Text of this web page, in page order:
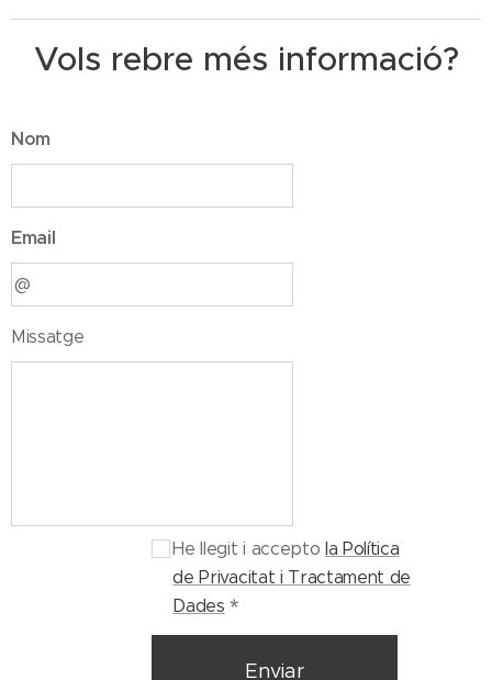
Vols rebre més informació?
Nom
Email
Missatge
He llegit i accepto la Política
de Privacitat i Tractament de
Dades
Enviar